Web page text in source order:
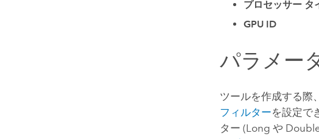
プロセッサー タ
GPU ID
パラメー
ツールを作成する際、
フィルターを設定で
ター (Long や